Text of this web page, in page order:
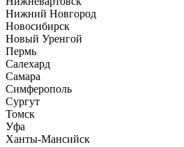
Нижний Новгород
Новосибирск
Новый Уренгой
Пермь
Салехард
Самара
Симферополь
Сургут
Томск
Уфа
Ханты-Мансийск